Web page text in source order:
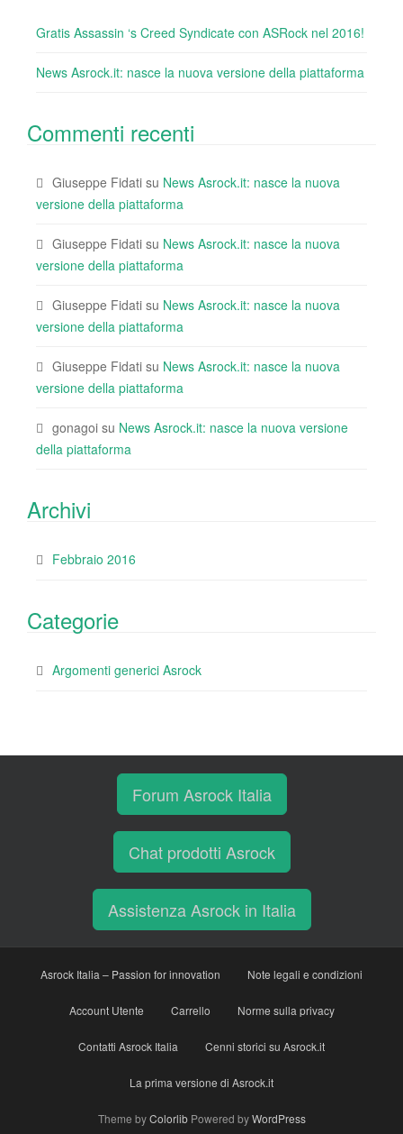
Gratis Assassin ‘s Creed Syndicate con ASRock nel 2016!
News Asrock.it: nasce la nuova versione della piattaforma
Commenti recenti
Giuseppe Fidati su News Asrock.it: nasce la nuova
versione della piattaforma
Giuseppe Fidati su News Asrock.it: nasce la nuova
versione della piattaforma
Giuseppe Fidati su News Asrock.it: nasce la nuova
versione della piattaforma
Giuseppe Fidati su News Asrock.it: nasce la nuova
versione della piattaforma
gonagoi su News Asrock.it: nasce la nuova versione
della piattaforma
Archivi
Febbraio 2016
Categorie
Argomenti generici Asrock
Forum Asrock Italia
Chat prodotti Asrock
Assistenza Asrock in Italia
Asrock Italia – Passion for innovation Note legali e condizioni
Account Utente Carrello Norme sulla privacy
Contatti Asrock Italia Cenni storici su Asrock.it
La prima versione di Asrock.it
Theme byColorlibPowered byWordPress